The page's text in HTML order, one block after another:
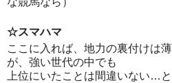
☆スマハマ
ここに入れば、地力の裏付けは
が、強い世代の中でも
上位にいたことは間違いない…と